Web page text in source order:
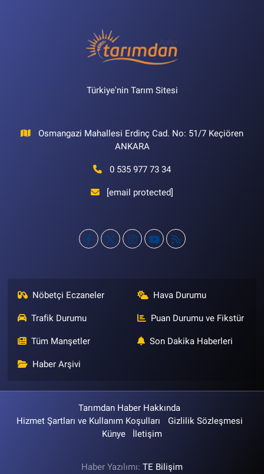
Türkiye'nin Tarım Sitesi
Osmangazi Mahallesi Erdinç Cad. No: 51/7 Keçiören
ANKARA
0 535 977 73 34
[email protected]
Nöbetçi Eczaneler Hava Durumu
Trafik Durumu Puan Durumu ve Fikstür
Tüm Manşetler Son Dakika Haberleri
Haber Arşivi
Tarımdan Haber Hakkında
Hizmet Şartları ve Kullanım Koşulları
Gizlilik Sözleşmesi
Künye
İletişim
Haber Yazılımı: TE Bilişim